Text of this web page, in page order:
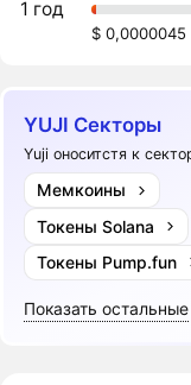
1 год
$ 0,0000045
YUJI Секторы
Yuji оноситстя к
Мемкоины
Токены Solana
Токены Pump.fun
Показать остальные